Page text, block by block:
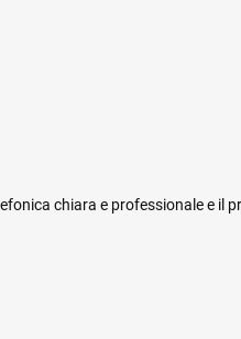
chiara e professionale e il